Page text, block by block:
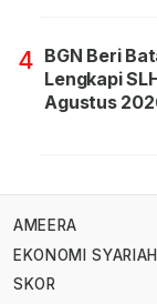
4 BGN Beri
Lengkapi
Agustus
AMEERA
EKONOMI SYARIAH
SKOR